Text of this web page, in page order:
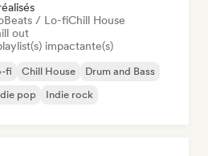
Beats / Lo-fiChill House
out
impactante(s)
fi Chill House
Drum and Bass
pop Indie rock